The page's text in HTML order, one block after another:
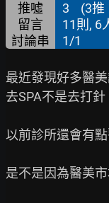
推噓 3 (3推
留言
11則, 6
討論串 1/1
最近發現好多醫
去SPA不是去打針
以前診所還會有
是不是因為醫美